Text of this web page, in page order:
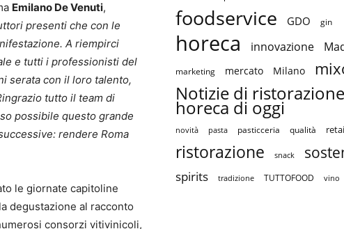
Emilano De Venuti,
presenti che con le
A riempirci
e tutti i professionisti del
serata con il loro talento,
tutto il team di
possibile questo grande
rendere Roma
le giornate capitoline
degustazione al racconto
consorzi vitivinicoli,
foodservice GDO gin
horeca innovazione
marketing mercato Milano
Notizie di
horeca di oggi
novità pasta pasticceria qualità
ristorazione snack
spirits tradizione TUTTOFOOD vino